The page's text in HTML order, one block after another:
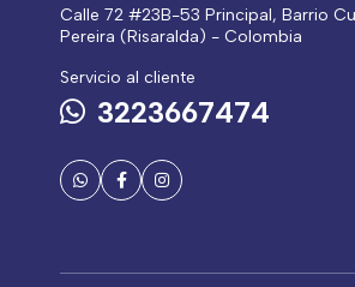
Calle 72 #23B-53 Principal, Barrio
Pereira (Risaralda) - Colombia
Servicio al cliente
3223667474